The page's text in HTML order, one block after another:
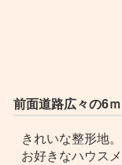
前面道路広々の6
きれいな整形地。
お好きなハウス